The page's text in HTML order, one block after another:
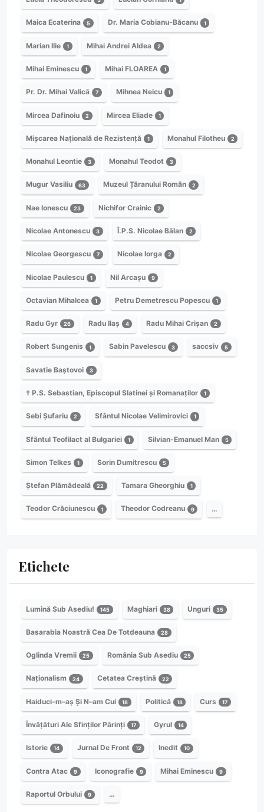
Maica Ecaterina 5 Dr. Maria Cobianu-Băcanu 1
Marian Ilie 1 Mihai Andrei Aldea 2
Mihai Eminescu 1 Mihai FLOAREA 1
Pr. Dr. Mihai Valică 7 Mihnea Neicu 1
Mircea Dafinoiu 2 Mircea Eliade 1
Mișcarea Națională de Rezistență 1 Monahul Filotheu 2
Monahul Leontie 3 Monahul Teodot 3
Mugur Vasiliu 63 Muzeul Țăranului Român 2
Nae Ionescu 23 Nichifor Crainic 2
Nicolae Antonescu 3 Î.P.S. Nicolae Bălan 2
Nicolae Georgescu 7 Nicolae Iorga 2
Nicolae Paulescu 1 Nil Arcașu 9
Octavian Mihalcea 1 Petru Demetrescu Popescu 1
Radu Gyr 26 Radu Ilaș 4 Radu Mihai Crișan 2
Robert Sungenis 1 Sabin Pavelescu 3 saccsiv 5
Savatie Baștovoi 3
† P.S. Sebastian, Episcopul Slatinei și Romanaților 1
Sebi Șufariu 2 Sfântul Nicolae Velimirovici 1
Sfântul Teofilact al Bulgariei 1 Silvian-Emanuel Man 5
Simon Telkes 1 Sorin Dumitrescu 5
Ștefan Plămădeală 22 Tamara Gheorghiu 1
Teodor Crăciunescu 1 Theodor Codreanu 9 …
Etichete
Lumină Sub Asediu! 145 Maghiari 38 Unguri 35
Basarabia Noastră Cea De Totdeauna 28
Oglinda Vremii 25 România Sub Asediu 25
Naționalism 24 Cetatea Creștină 22
Haiduci–m–aș Și N–am Cui 18 Politică 18 Curs 17
Învățături Ale Sfinților Părinți 17 Gyrul 14
Istorie 14 Jurnal De Front 12 Inedit 10
Contra Atac 9 Iconografie 9 Mihai Eminescu 9
Raportul Orbului 9 …